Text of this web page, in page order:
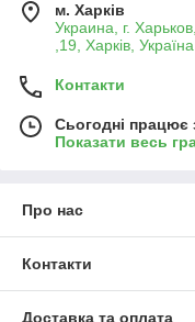
м. Харків
Украина, г.
,19, Харків, Україна
Контакти
Сьогодні працює
Показати весь
Про нас
Контакти
Доставка та оплата